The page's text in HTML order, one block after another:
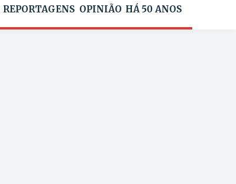
REPORTAGENS OPINIÃO HÁ 50 ANOS